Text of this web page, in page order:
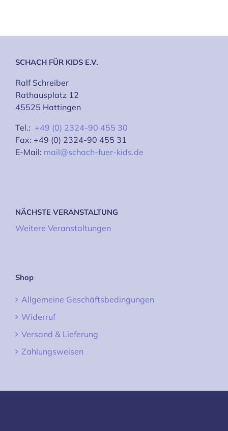
SCHACH FÜR KIDS E.V.
Ralf Schreiber
Rathausplatz 12
45525 Hattingen
Tel.: +49 (0) 2324-90 455 30
Fax: +49 (0) 2324-90 455 31
E-Mail: mail@schach-fuer-kids.de
NÄCHSTE VERANSTALTUNG
Weitere Veranstaltungen
Shop
Allgemeine Geschäftsbedingungen
Widerruf
Versand & Lieferung
Zahlungsweisen